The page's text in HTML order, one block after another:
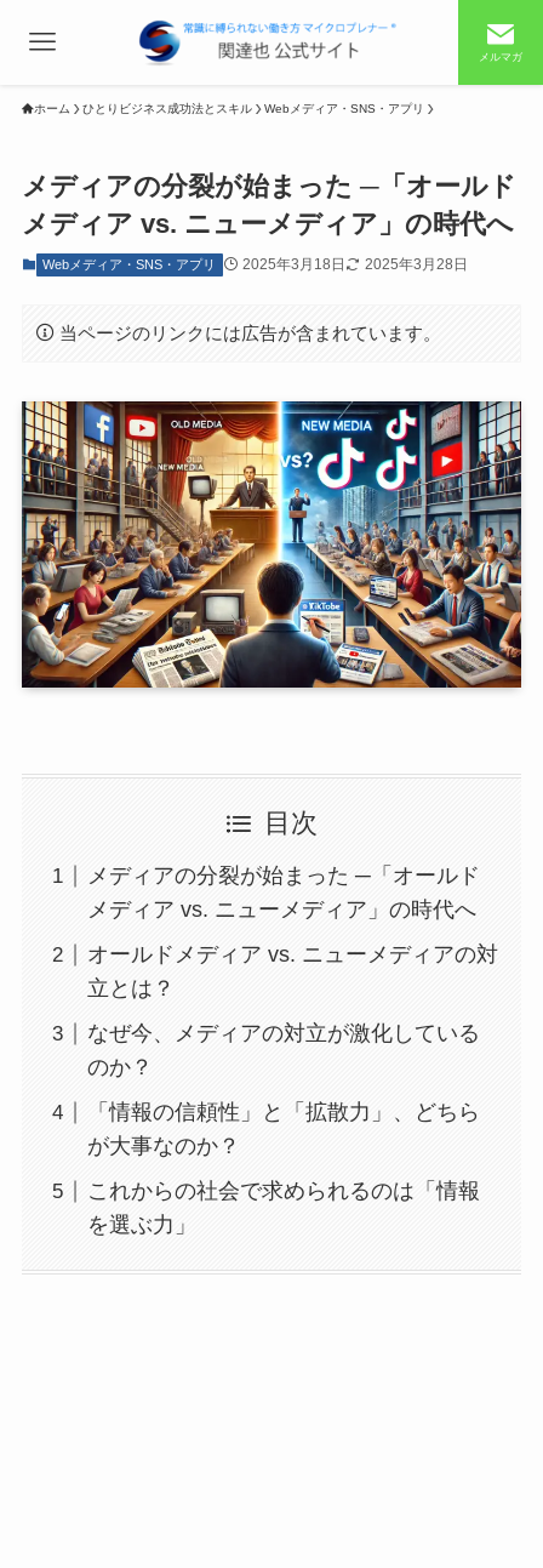
メルマガ
ホーム ひとりビジネス成功法とスキル Webメディア・SNS・アプリ
メディアの分裂が始まった ─「オールド
メディア vs. ニューメディア」の時代へ
Webメディア・SNS・アプリ 2025年3月18日 2025年3月28日
当ページのリンクには広告が含まれています。
目次
メディアの分裂が始まった ─「オールド
メディア vs. ニューメディア」の時代へ
オールドメディア vs. ニューメディアの対
立とは？
なぜ今、メディアの対立が激化している
のか？
「情報の信頼性」と「拡散力」、どちら
が大事なのか？
これからの社会で求められるのは「情報
を選ぶ力」